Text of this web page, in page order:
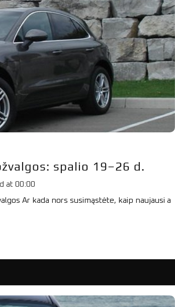
spalio 19–26 d.
at 00:00
Ar kada nors susimąstėte, kaip naujausi a